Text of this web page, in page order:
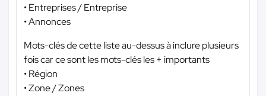
• Entreprises / Entreprise
• Annonces
Mots-clés de cette liste au-dessus à inclure plusieurs
fois car ce sont les mots-clés les + importants
• Région
• Zone / Zones